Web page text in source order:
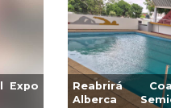
de Veracruz
“Escena